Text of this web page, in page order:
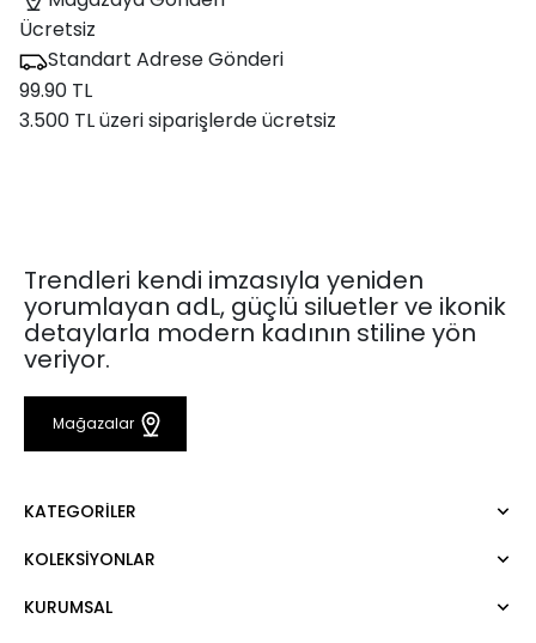
Ücretsiz
Standart Adrese Gönderi
99.90 TL
3.500 TL üzeri siparişlerde ücretsiz
Trendleri kendi imzasıyla yeniden
yorumlayan adL, güçlü siluetler ve ikonik
detaylarla modern kadının stiline yön
veriyor.
Mağazalar
KATEGORILER
Elbise
KOLEKSIYONLAR
Mert Aslan
KURUMSAL